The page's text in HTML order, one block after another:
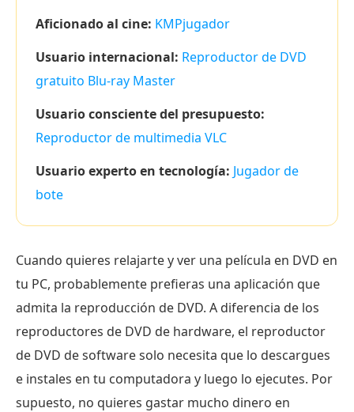
Aficionado al cine: KMPjugador
Usuario internacional: Reproductor de DVD
gratuito Blu-ray Master
Usuario consciente del presupuesto:
Reproductor de multimedia VLC
Usuario experto en tecnología: Jugador de
bote
Cuando quieres relajarte y ver una película en DVD en
tu PC, probablemente prefieras una aplicación que
admita la reproducción de DVD. A diferencia de los
reproductores de DVD de hardware, el reproductor
de DVD de software solo necesita que lo descargues
e instales en tu computadora y luego lo ejecutes. Por
supuesto, no quieres gastar mucho dinero en